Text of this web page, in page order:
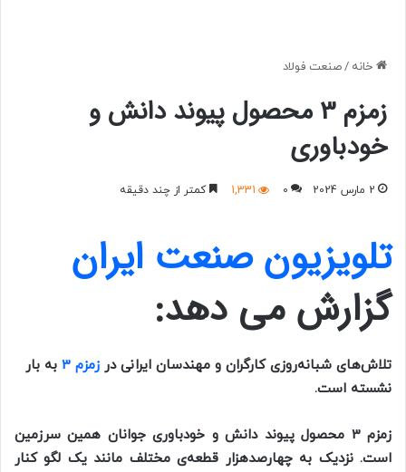
خانه /صنعت فولاد
زمزم 3 محصول پیوند دانش و
خودباوری
2 مارس 2024 0
1,331 کمتر از چند دقیقه
تلویزیون صنعت ایران
گزارش می دهد:
تلاش‌های شبانه‌روزی کارگران و مهندسان ایرانی در زمزم 3
به بار
نشسته است.
زمزم 3 محصول پیوند دانش و خودباوری جوانان همین سرزمین
است.نزدیک به چهارصدهزار قطعه‌ی مختلف مانند یک لگو کنار